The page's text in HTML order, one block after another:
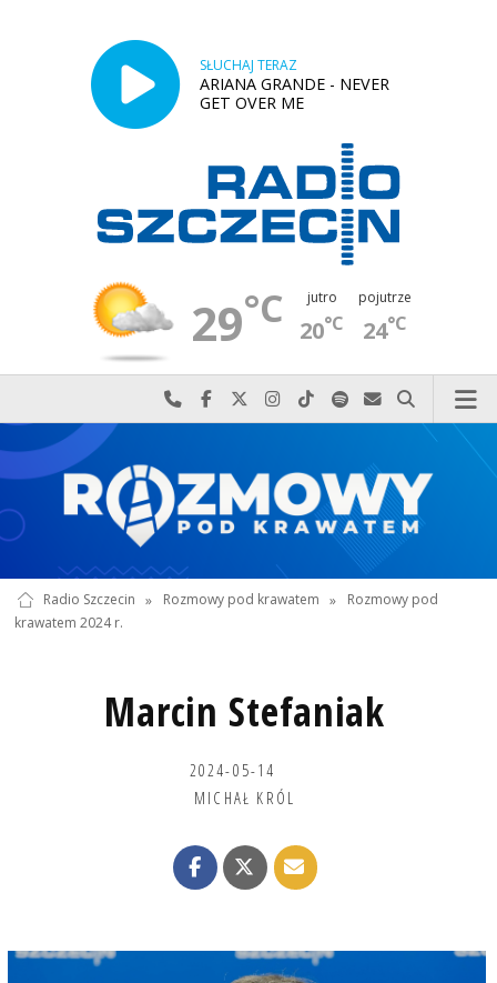
SŁUCHAJ TERAZ
ARIANA GRANDE - NEVER
GET OVER ME
29°C jutro
20°C
pojutrze
24°C
Najlepiej po prostu do nas zadzwoń
Odwiedź nas na Facebook-u
Odwiedź nas na X
Odwiedź nas na Instagram-ie
Odwiedź nas na TikTok-u
Szukaj nas na Spotify
Wyślij do nas
Szukaj
Radio Szczecin » Rozmowy pod krawatem »
Rozmowy pod
krawatem 2024 r.
Marcin Stefaniak
2024-05-14
MICHAŁ KRÓL